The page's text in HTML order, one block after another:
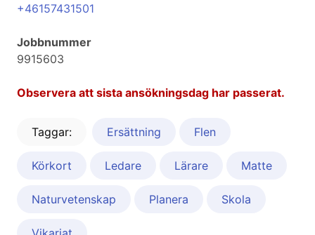
+46157431501
Jobbnummer
9915603
Observera att sista ansökningsdag har passerat.
Taggar: Ersättning Flen
Körkort Ledare Lärare Matte
Naturvetenskap Planera Skola